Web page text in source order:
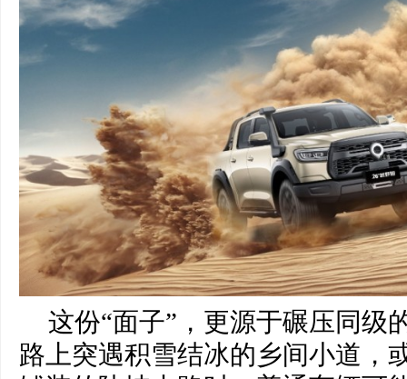
这份“面子”，更源于碾压同级
路上突遇积雪结冰的乡间小道，